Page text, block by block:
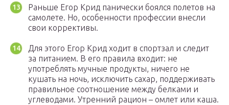
Раньше Егор Крид панически боялся полетов на
самолете. Но, особенности профессии внесли
свои коррективы.
Для этого Егор Крид ходит в спортзал и следит
за питанием. В его правила входит: не
употреблять мучные продукты, ничего не
кушать на ночь, исключить сахар, поддерживать
правильное соотношение между белками и
углеводами. Утренний рацион – омлет или каша.